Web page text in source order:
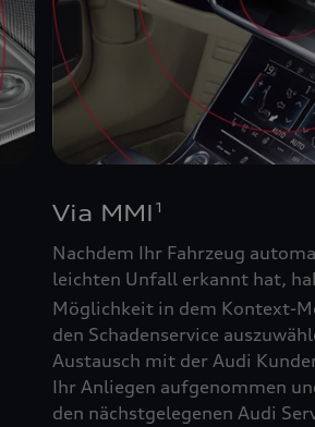
Via MMI 1
Nachdem Ihr Fahrzeug
leichten Unfall erkannt hat,
Möglichkeit in dem Kontext-
den Schadenservice
Austausch mit der Audi
Ihr Anliegen aufgenommen
den nächstgelegenen Audi